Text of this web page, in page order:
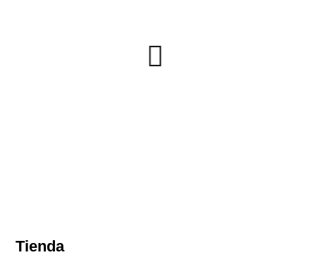
Tienda